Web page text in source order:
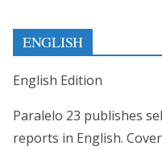
ENGLISH
English Edition
Paralelo 23 publishes
reports in English.